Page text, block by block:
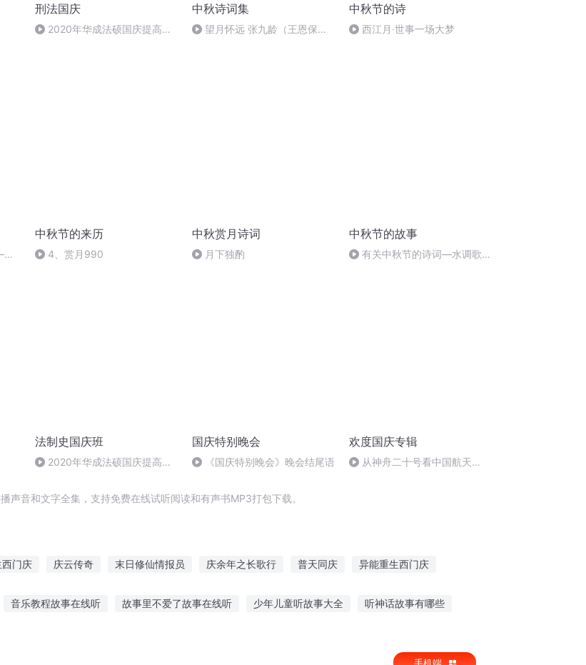
刑法国庆
2020年华成法硕国庆提高班
中秋诗词集
望月怀远 张九龄（王恩保吟
中秋节的诗
西江月·世事一场大梦
中秋节的来历
4、赏月990
中秋赏月诗词
月下独酌
中秋节的故事
有关中秋节的诗词―水调歌
法制史国庆班
2020年华成法硕国庆提高班
国庆特别晚会
《国庆特别晚会》晚会结尾语
欢度国庆专辑
从神舟二十号看中国航天
音和文字全集，支持免费在线试听阅读和有声书MP3打包下载。
门庆 庆云传奇 末日修仙情报员 庆余年之长歌行 普天同庆 异能重生西门庆
音乐教程故事在线听 故事里不爱了故事在线听 少年儿童听故事大全 听神话故事有哪些